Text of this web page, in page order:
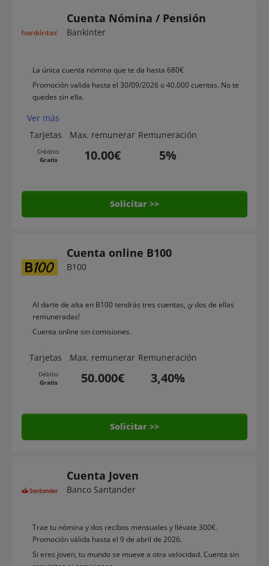
Cuenta Nómina / Pensión
Bankinter
La única cuenta nómina que te da hasta 680€
Promoción valida hasta el 30/09/2026 o 40.000 cuentas. No te
quedes sin ella.
Ver más
Tarjetas
Crédito:
Gratis
Max. remunerar
10.00€
Remuneración
5%
Solicitar >>
Cuenta online B100
B100
Al darte de alta en B100 tendrás tres cuentas, ¡y dos de ellas
remuneradas!
Cuenta online sin comisiones.
Tarjetas
Débito:
Gratis
Max. remunerar
50.000€
Remuneración
3,40%
Solicitar >>
Cuenta Joven
Banco Santander
Trae tu nómina y dos recibos mensuales y llévate 300€.
Promoción válida hasta el 9 de abril de 2026.
Si eres joven, tu mundo se mueve a otra velocidad. Cuenta sin